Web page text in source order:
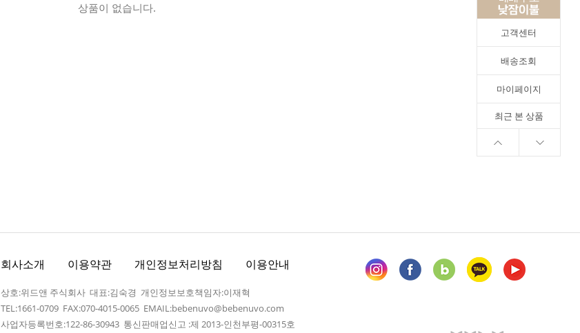
고객센터
배송조회
마이페이지
최근 본 상품
상품이 없습니다.
회사소개 이용약관 개인정보처리방침 이용안내
상호:위드앤 주식회사 대표:김숙경 개인정보보호책임자:이재혁
TEL:1661-0709 FAX:070-4015-0065 EMAIL:bebenuvo@bebenuvo.com
사업자등록번호:122-86-30943 통신판매업신고 :제 2013-인천부평-00315호